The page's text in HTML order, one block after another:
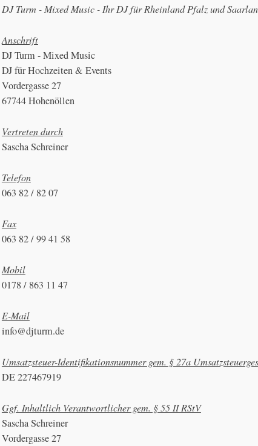
DJ Turm - Mixed Music - Ihr DJ für Rheinland Pfalz und
Anschrift
DJ Turm - Mixed Music
DJ für Hochzeiten & Events
Vordergasse 27
67744 Hohenöllen
Vertreten durch
Sascha Schreiner
Telefon
063 82 / 82 07
Fax
063 82 / 99 41 58
Mobil
0178 / 863 11 47
E-Mail
info@djturm.de
Umsatzsteuer-Identifikationsnummer gem. § 27a
DE 227467919
Ggf. Inhaltlich Verantwortlicher gem. § 55 II RStV
Sascha Schreiner
Vordergasse 27